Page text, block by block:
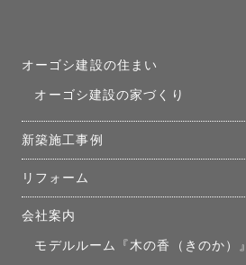
オーゴシ建設の住まい
オーゴシ建設の家づくり
新築施工事例
リフォーム
会社案内
モデルルーム『木の香（きのか）』